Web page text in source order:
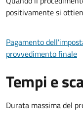
positivamente si
Pagamento
provvedimento finale
Tempi e
Durata massima del